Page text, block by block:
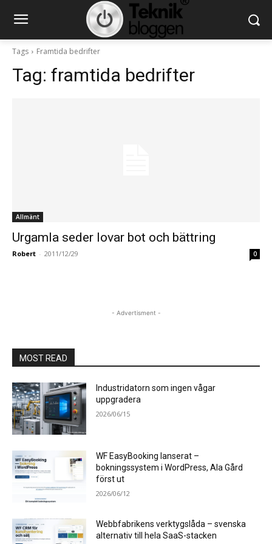
Tags Framtida bedrifter
Tag: framtida bedrifter
Allmänt
Urgamla seder lovar bot och bättring
Robert - 2011/12/29 0
- Advertisment -
MOST READ
Industridatorn som ingen vågar
uppgradera
2026/06/15
WF EasyBooking lanserat –
bokningssystem i WordPress, Ala Gård
först ut
2026/06/12
Webbfabrikens verktygslåda – svenska
alternativ till hela SaaS-stacken